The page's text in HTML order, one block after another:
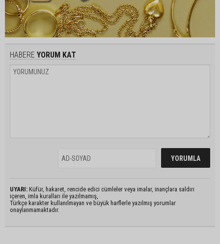
HABERE YORUM KAT
UYARI: Küfür, hakaret, rencide edici cümleler veya imalar, inançlara saldırı
içeren, imla kuralları ile yazılmamış,
Türkçe karakter kullanılmayan ve büyük harflerle yazılmış yorumlar
onaylanmamaktadır.